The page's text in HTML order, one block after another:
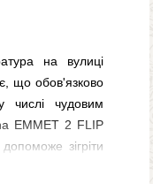
на вулиці
що обов'язково
числі чудовим
EMMET 2 FLIP
зігріти
гарного